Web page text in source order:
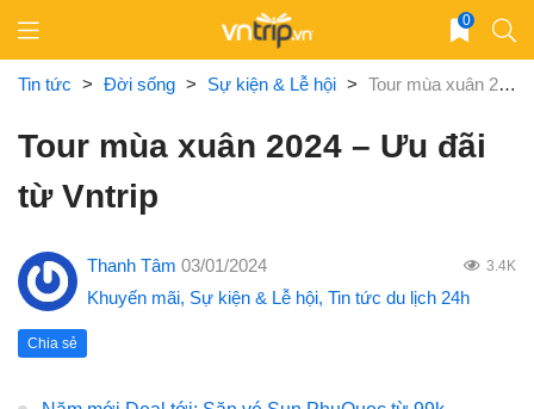
content
0
Tin tức > Đời sống > Sự kiện & Lễ hội > Tour mùa xuân 2024 – Ưu đãi từ Vntrip
Tour mùa xuân 2024 – Ưu đãi
từ Vntrip
Thanh Tâm 03/01/2024 3.4K
Khuyến mãi, Sự kiện & Lễ hội, Tin tức du lịch 24h
Chia sẻ